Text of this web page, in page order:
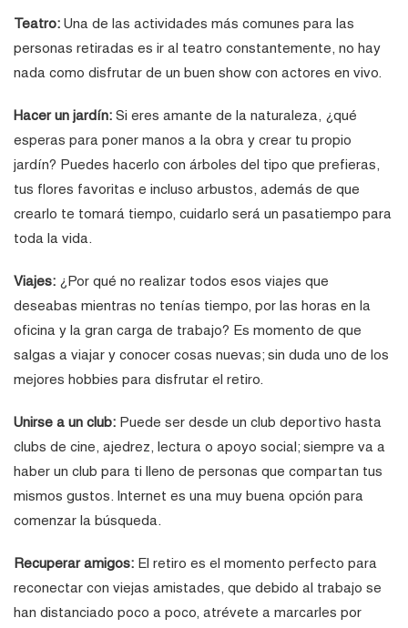
Teatro: Una de las actividades más comunes para las
personas retiradas es ir al teatro constantemente, no hay
nada como disfrutar de un buen show con actores en vivo.
Hacer un jardín: Si eres amante de la naturaleza, ¿qué
esperas para poner manos a la obra y crear tu propio
jardín? Puedes hacerlo con árboles del tipo que prefieras,
tus flores favoritas e incluso arbustos, además de que
crearlo te tomará tiempo, cuidarlo será un pasatiempo para
toda la vida.
Viajes: ¿Por qué no realizar todos esos viajes que
deseabas mientras no tenías tiempo, por las horas en la
oficina y la gran carga de trabajo? Es momento de que
salgas a viajar y conocer cosas nuevas; sin duda uno de los
mejores hobbies para disfrutar el retiro.
Unirse a un club: Puede ser desde un club deportivo hasta
clubs de cine, ajedrez, lectura o apoyo social; siempre va a
haber un club para ti lleno de personas que compartan tus
mismos gustos. Internet es una muy buena opción para
comenzar la búsqueda.
Recuperar amigos: El retiro es el momento perfecto para
reconectar con viejas amistades, que debido al trabajo se
han distanciado poco a poco, atrévete a marcarles por